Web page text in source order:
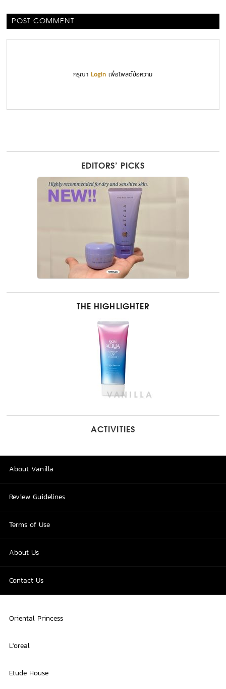
POST COMMENT
กรุณาLogin เพื่อโพสต์ข้อความ
EDITORS’ PICKS
THE HIGHLIGHTER
ACTIVITIES
About Vanilla
Review Guidelines
Terms of Use
About Us
Contact Us
Oriental Princess
L'oreal
Etude House